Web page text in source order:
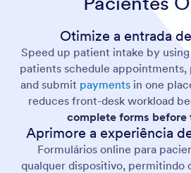
Otimize a entrada
Speed up patient intake by
patients schedule appointments,
and submit payments in one
reduces front-desk workload
complete forms before
Aprimore a experiência
Formulários online para
qualquer dispositivo, permitindo